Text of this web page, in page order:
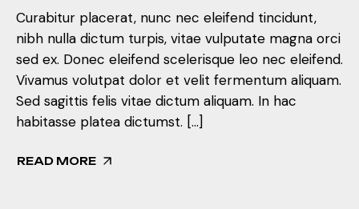
Curabitur placerat, nunc nec eleifend tincidunt,
nibh nulla dictum turpis, vitae vulputate magna orci
sed ex. Donec eleifend scelerisque leo nec eleifend.
Vivamus volutpat dolor et velit fermentum aliquam.
Sed sagittis felis vitae dictum aliquam. In hac
habitasse platea dictumst. […]
READ MORE